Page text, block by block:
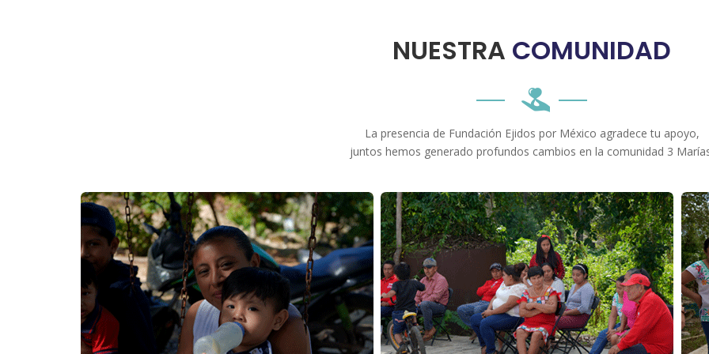
NUESTRA COMUNIDAD
La presencia de Fundación Ejidos por México agradece tu apoyo,
juntos hemos generado profundos cambios en la comunidad 3